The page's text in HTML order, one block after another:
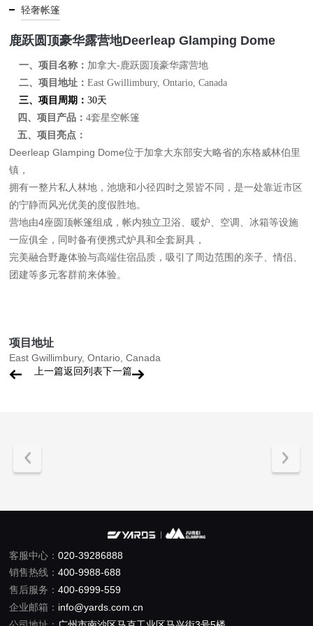
轻奢帐篷
鹿跃圆顶豪华露营地Deerleap Glamping Dome
一、项目名称： 加拿大-鹿跃圆顶豪华露营地
二、项目地址：East Gwillimbury, Ontario, Canada
三、项目周期：30天
四、项目产品：4套星空帐篷
五、项目亮点：
Deerleap Glamping Dome位于加拿大东部安大略省的东格威林伯里
镇，
拥有一整片私人林地，池塘和小径四时之景皆不同，是一处靠近市区
的宁静而风光优美的度假胜地。
营地由4座圆顶帐篷组成，帐内独立卫浴、暖炉、空调、冰箱等设施
一应俱全，同时备有便携式炉具和全套厨具，
完美融合野趣体验与高端住宿品质，吸引了周边范围的亲子、情侣、
团建等多元客群前来体验。
项目地址
East Gwillimbury, Ontario, Canada
上一篇返回列表下一篇
客服中心：020-39286888
销售热线：400-9988-688
售后服务：400-6999-559
企业邮箱： info@yards.com.cn